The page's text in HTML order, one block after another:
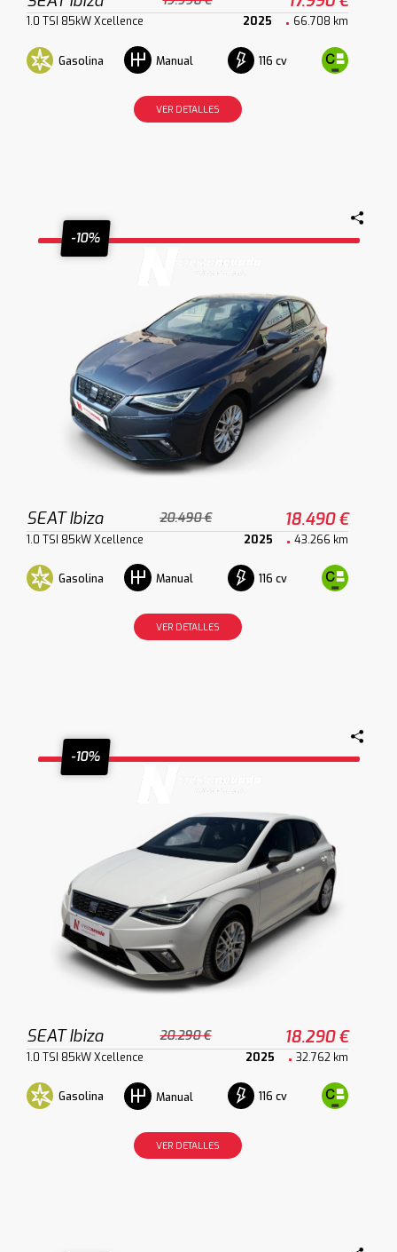
1.0 TSI 85kW Xcellence 2025 66.708 km
Gasolina Manual 116 cv
VER DETALLES
-10%
SEAT Ibiza 20.490 € 18.490 €
1.0 TSI 85kW Xcellence 2025 43.266 km
Gasolina Manual 116 cv
VER DETALLES
-10%
SEAT Ibiza 20.290 € 18.290 €
1.0 TSI 85kW Xcellence 2025 32.762 km
Gasolina Manual 116 cv
VER DETALLES